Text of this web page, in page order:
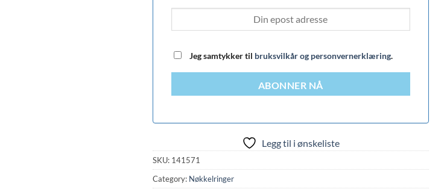
Jeg samtykker til bruksvilkår og personvernerklæring.
ABONNER NÅ
Legg til i ønskeliste
SKU: 141571
Category: Nøkkelringer